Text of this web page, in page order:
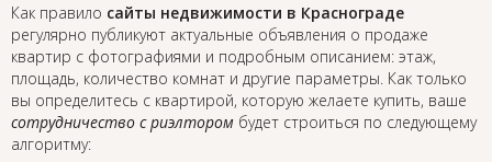
Как правило сайты недвижимости в Краснограде
регулярно публикуют актуальные объявления о продаже
квартир с фотографиями и подробным описанием: этаж,
площадь, количество комнат и другие параметры. Как только
вы определитесь с квартирой, которую желаете купить, ваше
сотрудничество с риэлтором будет строиться по следующему
алгоритму: